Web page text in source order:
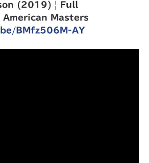
(2019) | Full
American Masters
BMfz506M-AY